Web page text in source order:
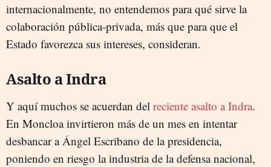
internacionalmente, no entendemos para qué sirve la
colaboración pública-privada, más que para que el
Estado favorezca sus intereses, consideran.
Asalto a Indra
Y aquí muchos se acuerdan del reciente asalto a Indra.
En Moncloa invirtieron más de un mes en intentar
desbancar a Ángel Escribano de la presidencia,
poniendo en riesgo la industria de la defensa nacional,